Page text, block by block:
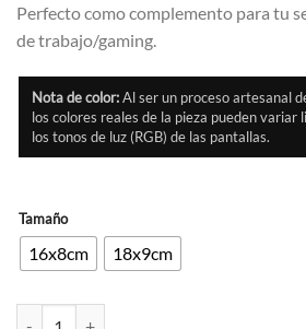
Perfecto como complemento para tu
de trabajo/gaming.
Nota de color:Al ser un proceso artesanal
los colores reales de la pieza pueden variar
los tonos de luz (RGB) de las pantallas.
Tamaño
16x8cm 18x9cm